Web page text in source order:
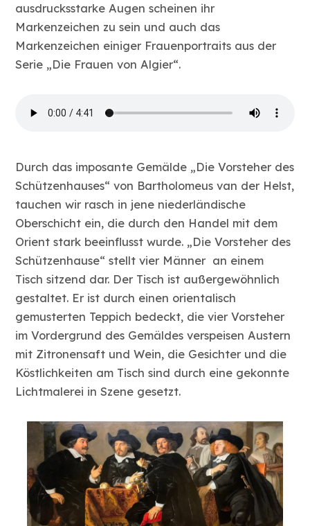
ausdrucksstarke Augen scheinen ihr
Markenzeichen zu sein und auch das
Markenzeichen einiger Frauenportraits aus der
Serie „Die Frauen von Algier“.
Durch das imposante Gemälde „Die Vorsteher des
Schützenhauses“ von Bartholomeus van der Helst,
tauchen wir rasch in jene niederländische
Oberschicht ein, die durch den Handel mit dem
Orient stark beeinflusst wurde. „Die Vorsteher des
Schützenhause“ stellt vier Männer an einem
Tisch sitzend dar. Der Tisch ist außergewöhnlich
gestaltet. Er ist durch einen orientalisch
gemusterten Teppich bedeckt, die vier Vorsteher
im Vordergrund des Gemäldes verspeisen Austern
mit Zitronensaft und Wein, die Gesichter und die
Köstlichkeiten am Tisch sind durch eine gekonnte
Lichtmalerei in Szene gesetzt.